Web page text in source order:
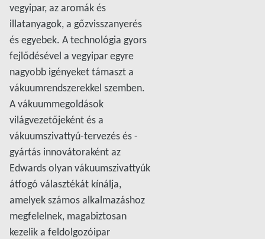
vegyipar, az aromák és
illatanyagok, a gőzvisszanyerés
és egyebek. A technológia gyors
fejlődésével a vegyipar egyre
nagyobb igényeket támaszt a
vákuumrendszerekkel szemben.
A vákuummegoldások
világvezetőjeként és a
vákuumszivattyú-tervezés és -
gyártás innovátoraként az
Edwards olyan vákuumszivattyúk
átfogó választékát kínálja,
amelyek számos alkalmazáshoz
megfelelnek, magabiztosan
kezelik a feldolgozóipar